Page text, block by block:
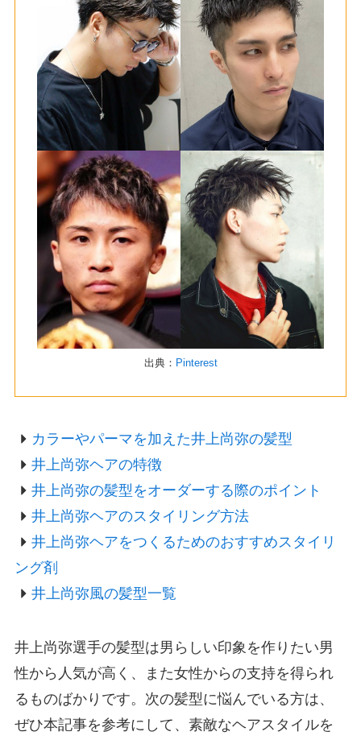
出典： Pinterest
カラーやパーマを加えた井上尚弥の髪型
井上尚弥ヘアの特徴
井上尚弥の髪型をオーダーする際のポイント
井上尚弥ヘアのスタイリング方法
井上尚弥ヘアをつくるためのおすすめスタイリ
ング剤
井上尚弥風の髪型一覧
井上尚弥選手の髪型は男らしい印象を作りたい男
性から人気が高く、また女性からの支持を得られ
るものばかりです。次の髪型に悩んでいる方は、
ぜひ本記事を参考にして、素敵なヘアスタイルを